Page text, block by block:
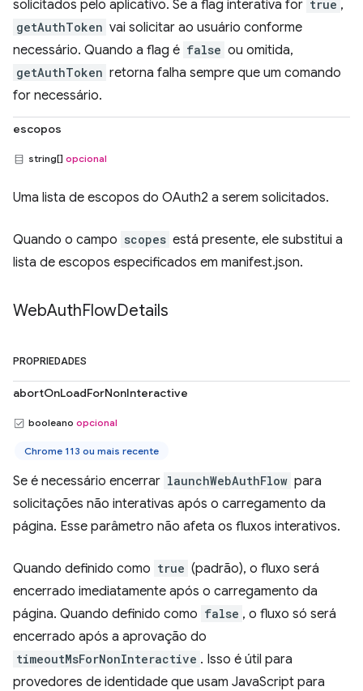
solicitados pelo aplicativo. Se a flag interativa for true ,
getAuthToken vai solicitar ao usuário conforme
necessário. Quando a flag é false ou omitida,
getAuthToken retorna falha sempre que um comando
for necessário.
escopos
string[] opcional
Uma lista de escopos do OAuth2 a serem solicitados.
Quando o campo scopes está presente, ele substitui a
lista de escopos especificados em manifest.json.
WebAuthFlowDetails
PROPRIEDADES
abortOnLoadForNonInteractive
booleano opcional
Chrome 113 ou mais recente
Se é necessário encerrar launchWebAuthFlow para
solicitações não interativas após o carregamento da
página. Esse parâmetro não afeta os fluxos interativos.
Quando definido como true (padrão), o fluxo será
encerrado imediatamente após o carregamento da
página. Quando definido como false , o fluxo só será
encerrado após a aprovação do
timeoutMsForNonInteractive . Isso é útil para
provedores de identidade que usam JavaScript para